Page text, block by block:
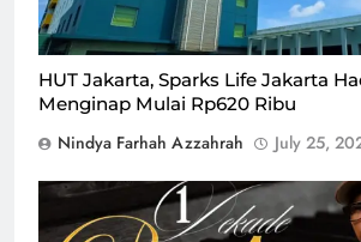
HUT Jakarta, Sparks Life Jakarta
Menginap Mulai Rp620 Ribu
Nindya Farhah Azzahrah July 25,
ARTOTEL Casa Kuningan gelar intimate
bersama Badai Kerispatih, Sabtu, 8